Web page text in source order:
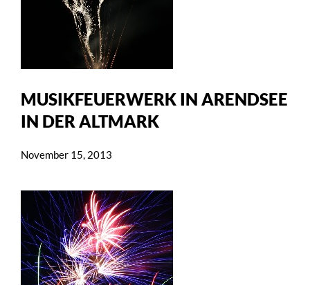
MUSIKFEUERWERK IN ARENDSEE
IN DER ALTMARK
November 15, 2013